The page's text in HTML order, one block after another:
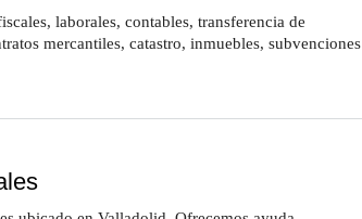
laborales, contables, transferencia de
mercantiles, catastro, inmuebles, subvenciones